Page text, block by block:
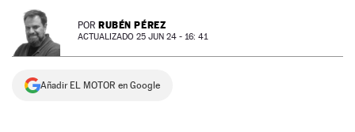
NEWSLETTER POR RUBÉN PÉREZ
ACTUALIZADO 25 JUN 24 - 16: 41
Añadir EL MOTOR en Google